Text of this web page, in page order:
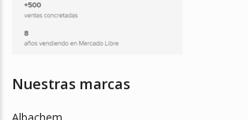
Nuestras marcas